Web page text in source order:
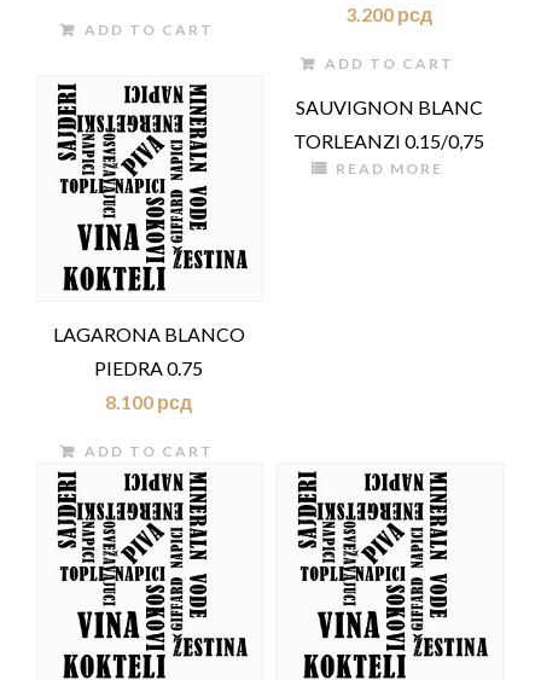
ADD TO CART
3.200 рсд
ADD TO CART
LAGARONA BLANCO
PIEDRA 0.75
8.100 рсд
ADD TO CART
SAUVIGNON BLANC
TORLEANZI 0.15/0,75
READ MORE